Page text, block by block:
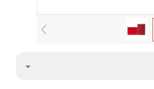
arrow_drop_down